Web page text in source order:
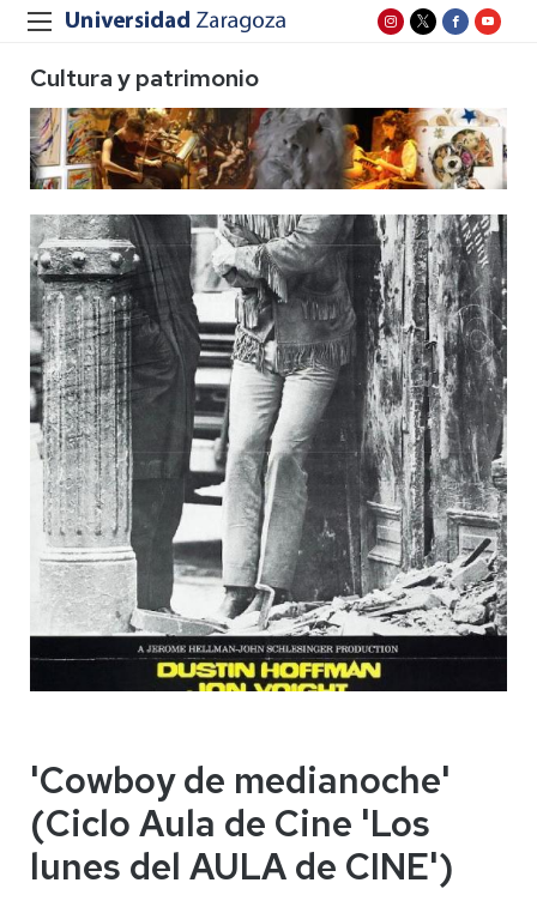
Cultura y patrimonio
'Cowboy de medianoche'
(Ciclo Aula de Cine 'Los
lunes del AULA de CINE')